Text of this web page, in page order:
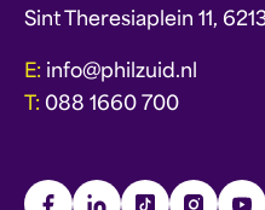
Sint Theresiaplein 11,
E: info@philzuid.nl
T: 088 1660 700